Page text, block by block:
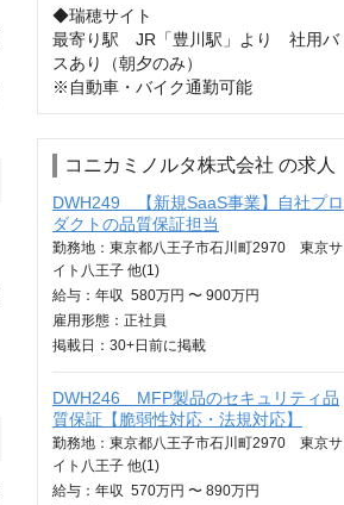
◆瑞穂サイト
最寄り駅　JR「豊川駅」より　社用バ
スあり（朝夕のみ）
※自動車・バイク通勤可能
コニカミノルタ株式会社 の求人
DWH249 【新規SaaS事業】自社プロ
ダクトの品質保証担当
勤務地：東京都八王子市石川町2970 東京サ
イト八王子 他(1)
給与： 年収 580万円 〜 900万円
雇用形態：正社員
掲載日： 30+日 前に掲載
DWH246 MFP製品のセキュリティ品
質保証【脆弱性対応・法規対応】
勤務地：東京都八王子市石川町2970 東京サ
イト八王子 他(1)
給与： 年収 570万円 〜 890万円